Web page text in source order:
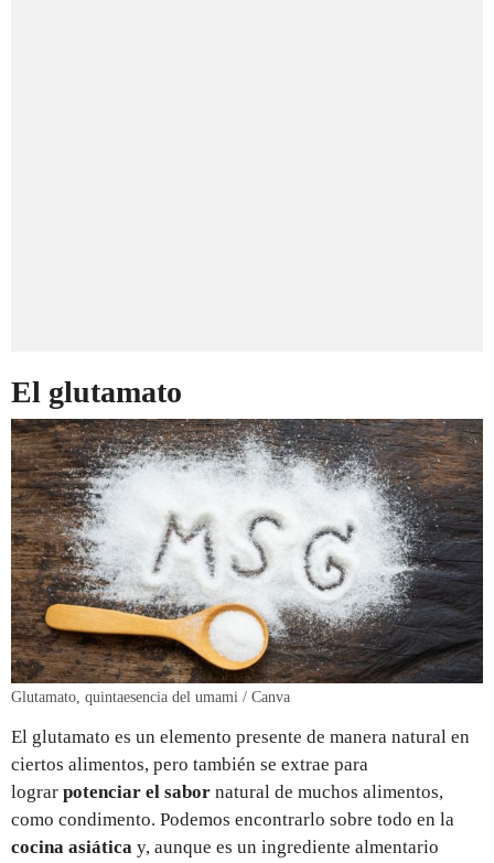
El glutamato
Glutamato, quintaesencia del umami / Canva
El glutamato es un elemento presente de manera natural en
ciertos alimentos, pero también se extrae para
lograr potenciar el sabor natural de muchos alimentos,
como condimento. Podemos encontrarlo sobre todo en la
cocina asiática y, aunque es un ingrediente almentario